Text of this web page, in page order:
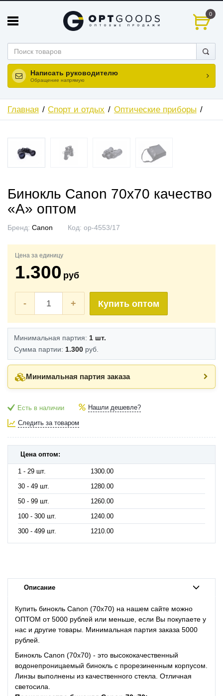
0
Написать руководителю
Обращение напрямую
Главная Спорт и отдых Оптические приборы
Бинокль Canon 70x70 качество
«А» оптом
Бренд: Canon Код: op-4553/17
Цена за единицу
1.300 руб
- + Купить оптом
Минимальная партия: 1 шт.
Сумма партии: 1.300 руб.
Минимальная партия заказа
Есть в наличии Нашли дешевле?
Следить за товаром
Цена оптом:
1 - 29 шт.
1300.00
30 - 49 шт.
1280.00
50 - 99 шт.
1260.00
100 - 300 шт.
1240.00
300 - 499 шт.
1210.00
Описание
Купить бинокль Canon (70x70) на нашем сайте можно
ОПТОМ от 5000 рублей или меньше, если Вы покупаете у
нас и другие товары. Минимальная партия заказа 5000
рублей.
Бинокль Canon (70x70) - это высококачественный
водонепроницаемый бинокль с прорезиненным корпусом.
Линзы выполнены из качественного стекла. Отличная
светосила.